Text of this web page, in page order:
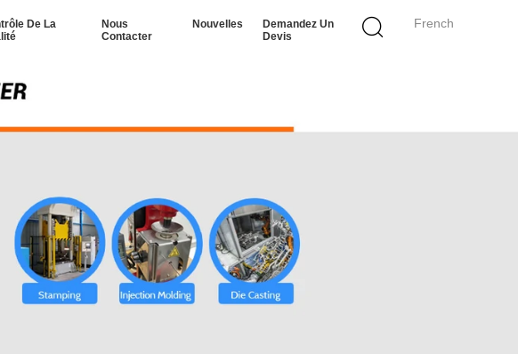
French
De La
Nous
Contacter
Nouvelles
Demandez Un
Devis